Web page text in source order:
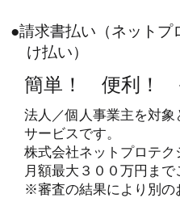
●請求書払い（ネットプ
け払い）
簡単！ 便利！
法人／個人事業主を対象
サービスです。
株式会社ネットプロテ
月額最大３００万円ま
※審査の結果により別の